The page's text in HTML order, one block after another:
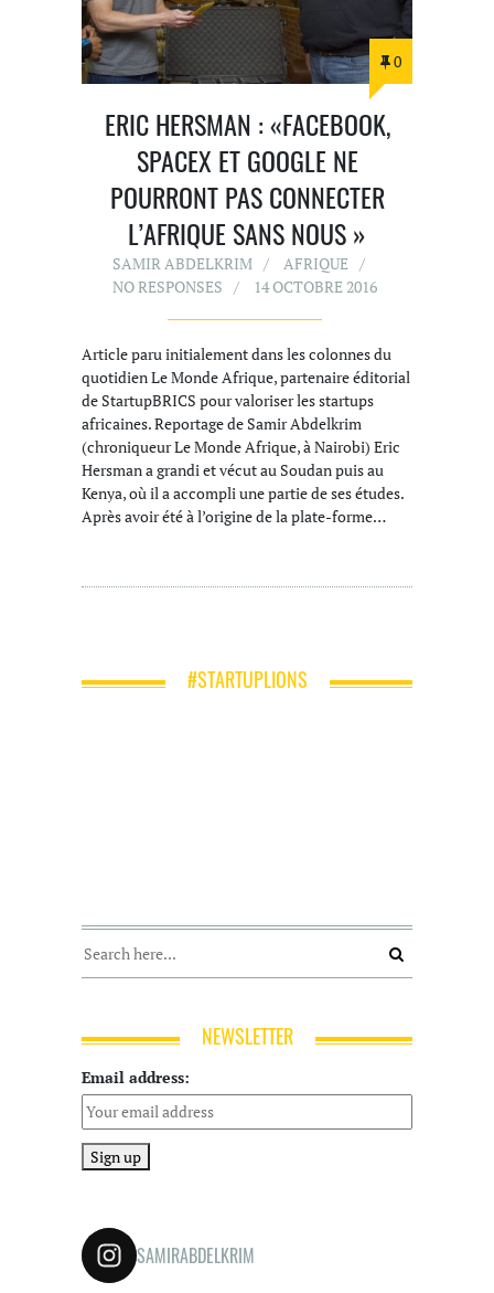
0
ERIC HERSMAN : «FACEBOOK,
SPACEX ET GOOGLE NE
POURRONT PAS CONNECTER
L’AFRIQUE SANS NOUS »
SAMIR ABDELKRIM
AFRIQUE
NO RESPONSES
14 OCTOBRE 2016
Article paru initialement dans les colonnes du
quotidien Le Monde Afrique, partenaire éditorial
de StartupBRICS pour valoriser les startups
africaines. Reportage de Samir Abdelkrim
(chroniqueur Le Monde Afrique, à Nairobi) Eric
Hersman a grandi et vécut au Soudan puis au
Kenya, où il a accompli une partie de ses études.
Après avoir été à l’origine de la plate-forme…
#STARTUPLIONS
NEWSLETTER
Email address:
SAMIRABDELKRIM